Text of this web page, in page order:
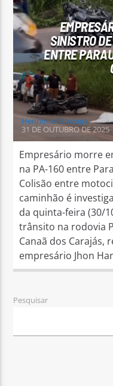
Arara Azul
SINISTRO
ENTRE
Henrique Gonzaga
31 DE OUTUBRO DE 2025
Empresário morre
na PA-160 entre
Colisão entre
caminhão é
da quinta-feira (30/
trânsito na rodovia
Canaã dos Carajás,
empresário Jhon
Pesquisar